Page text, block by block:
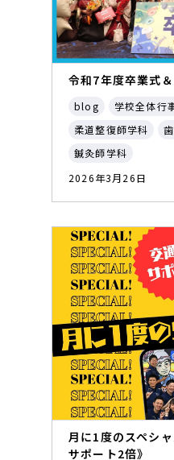
令和7年度卒業式
blog 学校全体行
柔道整復師学科
鍼灸師学科
2026年3月26日
月に1度のスペシ
サポート2倍》